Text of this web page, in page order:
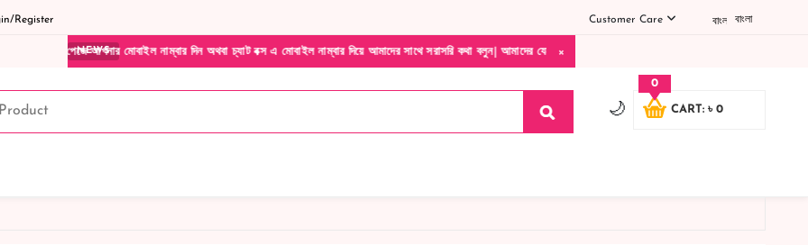
Register বাংলা
Customer Care
×
NEWS
মোবাইল নাম্বার দিন অথবা চ্যাট বক্স এ মোবাইল নাম্বার দিয়ে আমাদের সাথে সরাসরি কথা বলুন| আমাদের যেকোনো পণ্য হাতে নিয়ে দেখে টাকা দিবেন ডেলিভারি ম্যান চলে যাওয়ার পরে
🌙 CART: ৳ 0
0